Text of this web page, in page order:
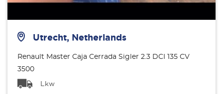
Utrecht, Netherlands
Renault Master Caja Cerrada Sigler 2.3 DCI 135 CV
3500
Lkw